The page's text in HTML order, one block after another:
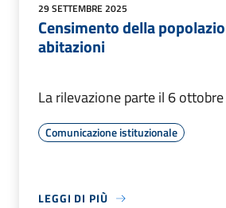
29 SETTEMBRE 2025
Censimento della
abitazioni
La rilevazione parte il 6
Comunicazione istituzionale
LEGGI DI PIÙ